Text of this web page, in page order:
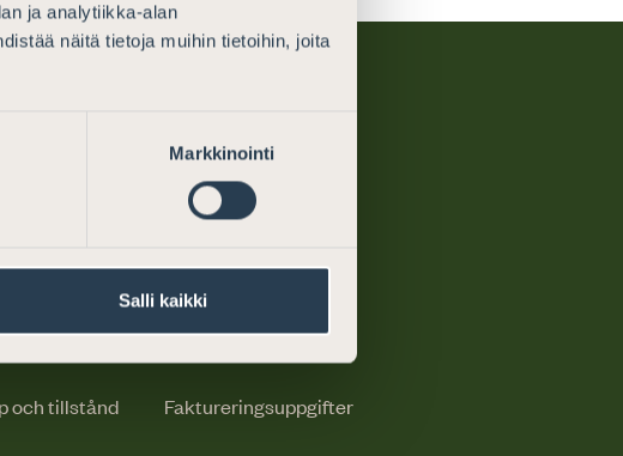
ja analytiikka-alan
näitä tietoja muihin tietoihin, joita
Markkinointi
Salli kaikki
och tillstånd
För medierna
Faktureringsuppgifter